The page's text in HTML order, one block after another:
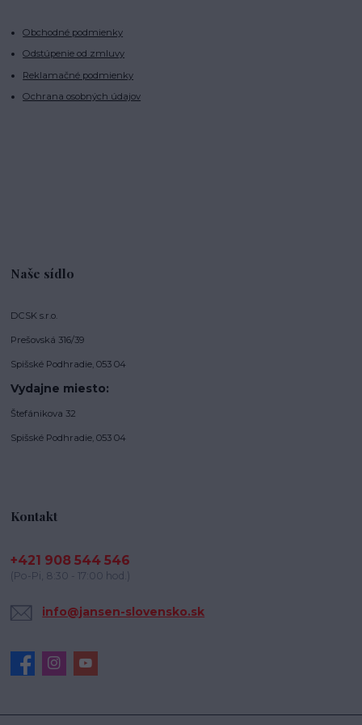
Obchodné podmienky
Odstúpenie od zmluvy
Reklamačné podmienky
Ochrana osobných údajov
Naše sídlo
DCSK s.r.o.
Prešovská 316/39
Spišské Podhradie, 053 04
Vydajne miesto:
Štefánikova 32
Spišské Podhradie, 053 04
Kontakt
+421 908 544 546
(Po-Pi, 8:30 - 17:00 hod.)
info@jansen-slovensko.sk